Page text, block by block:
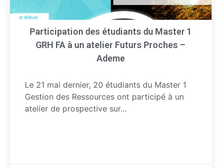
Participation des étudiants du Master 1
GRH FA à un atelier Futurs Proches –
Ademe
Le 21 mai dernier, 20 étudiants du Master 1
Gestion des Ressources ont participé à un
atelier de prospective sur…